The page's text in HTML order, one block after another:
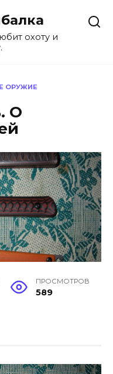
охоту и
ОРУЖИЕ
О
ПРОСМОТРОВ
589